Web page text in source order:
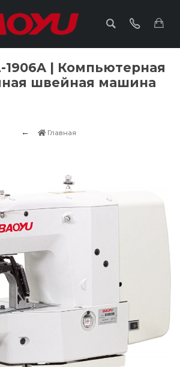
1906A | Компьютерная
швейная машина
Главная